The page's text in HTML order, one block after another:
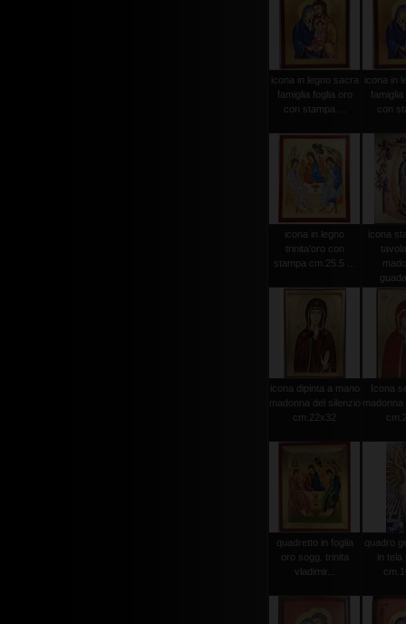
icona in legno sacra
famiglia foglia oro
con stampa ...
icona in
con
icona in legno
trinita'oro con
stampa cm.25.5 ...
icona
icona dipinta a mano
madonna del silenzio
cm.22x32
Icona
madonna
quadretto in foglia
oro sogg. trinita
vladimir...
quadro
in